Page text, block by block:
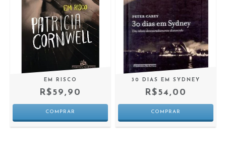
EM RISCO
R$59,90
30 DIAS EM SYDNEY
R$54,00